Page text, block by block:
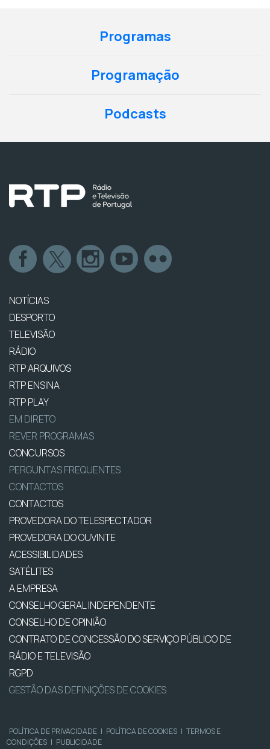
Programas
Programação
Podcasts
NOTÍCIAS
DESPORTO
TELEVISÃO
RÁDIO
RTP ARQUIVOS
RTP ENSINA
RTP PLAY
EM DIRETO
REVER PROGRAMAS
CONCURSOS
PERGUNTAS FREQUENTES
CONTACTOS
CONTACTOS
PROVEDORA DO TELESPECTADOR
PROVEDORA DO OUVINTE
ACESSIBILIDADES
SATÉLITES
A EMPRESA
CONSELHO GERAL INDEPENDENTE
CONSELHO DE OPINIÃO
CONTRATO DE CONCESSÃO DO SERVIÇO PÚBLICO DE
RÁDIO E TELEVISÃO
RGPD
GESTÃO DAS DEFINIÇÕES DE COOKIES
POLÍTICA DE PRIVACIDADE | POLÍTICA DE COOKIES | TERMOS E
CONDIÇÕES | PUBLICIDADE